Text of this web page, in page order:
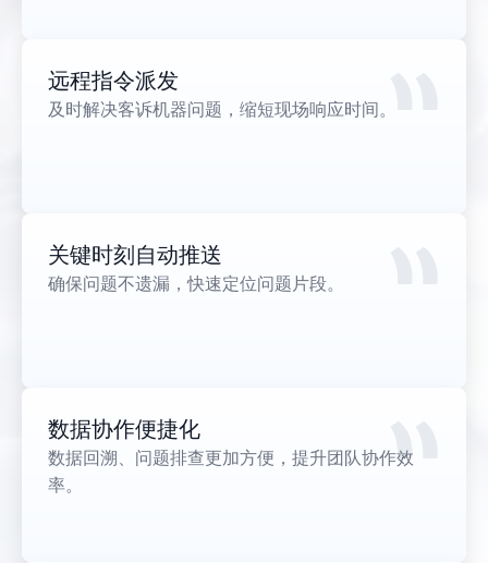
远程指令派发
及时解决客诉机器问题，缩短现场响应时间。
关键时刻自动推送
确保问题不遗漏，快速定位问题片段。
数据协作便捷化
数据回溯、问题排查更加方便，提升团队协作效
率。